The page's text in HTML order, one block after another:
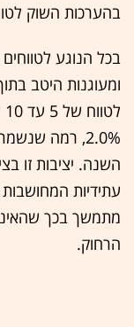
בהערכות השוק
בכל הנוגע לטווחים
ומעוגנות היטב
2.0%, רמה
השנה. יציבות זו
עתידיות
מתמשך בכך
הרחוק.